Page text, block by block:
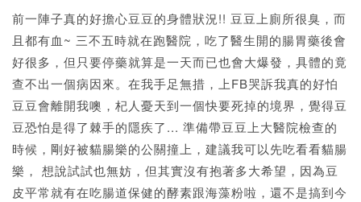
前一陣子真的好擔心豆豆的身體狀況!! 豆豆上廁所很臭，而
且都有血~ 三不五時就在跑醫院，吃了醫生開的腸胃藥後會
好很多，但只要停藥就算是一天而已也會大爆發，具體的竟
查不出一個病因來。在我手足無措，上FB哭訴我真的好怕
豆豆會離開我噢，杞人憂天到一個快要死掉的境界，覺得豆
豆恐怕是得了棘手的隱疾了... 準備帶豆豆上大醫院檢查的
時候，剛好被貓腸樂的公關撞上，建議我可以先吃看看貓腸
樂， 想說試試也無妨，但其實沒有抱著多大希望，因為豆
皮平常就有在吃腸道保健的酵素跟海藻粉啦，還不是搞到今